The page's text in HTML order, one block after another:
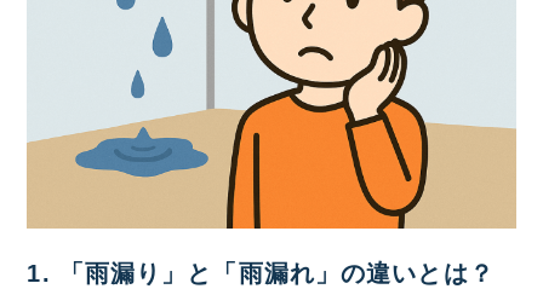
1. 「雨漏り」と「雨漏れ」の違いとは？